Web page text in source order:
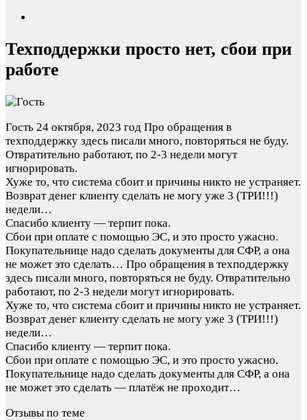
Техподдержки просто нет, сбои при
работе
Гость 24 октября, 2023 год Про обращения в
техподдержку здесь писали много, повторяться не буду.
Отвратительно работают, по 2-3 недели могут
игнорировать.
Хуже то, что система сбоит и причины никто не устраняет.
Возврат денег клиенту сделать не могу уже 3 (ТРИ!!!)
недели…
Спасибо клиенту — терпит пока.
Сбои при оплате с помощью ЭС, и это просто ужасно.
Покупательнице надо сделать документы для СФР, а она
не может это сделать… Про обращения в техподдержку
здесь писали много, повторяться не буду. Отвратительно
работают, по 2-3 недели могут игнорировать.
Хуже то, что система сбоит и причины никто не устраняет.
Возврат денег клиенту сделать не могу уже 3 (ТРИ!!!)
недели…
Спасибо клиенту — терпит пока.
Сбои при оплате с помощью ЭС, и это просто ужасно.
Покупательнице надо сделать документы для СФР, а она
не может это сделать — платёж не проходит…
Отзывы по теме